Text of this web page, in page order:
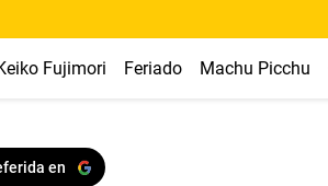
Fujimori Feriado Machu Picchu
en